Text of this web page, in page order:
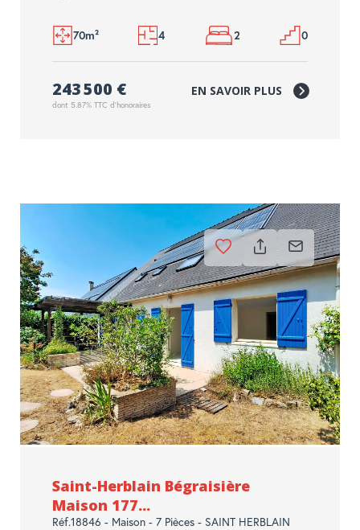
70m² 4 2 0
243 500 €
dont 5.87% TTC d'honoraires
EN SAVOIR PLUS
Saint-Herblain Bégraisière
Maison 177...
Réf.18846 - Maison - 7 Pièces - SAINT HERBLAIN